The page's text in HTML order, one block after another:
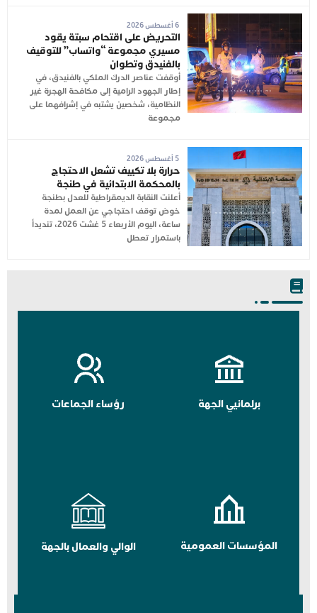
6 أغسطس 2026
التحريض على اقتحام سبتة يقود
مسيري مجموعة “واتساب” للتوقيف
بالفنيدق وتطوان
أوقفت عناصر الدرك الملكي بالفنيدق، في
إطار الجهود الرامية إلى مكافحة الهجرة غير
النظامية، شخصين يشتبه في إشرافهما على
مجموعة
5 أغسطس 2026
حرارة بلا تكييف تشعل الاحتجاج
بالمحكمة الابتدائية في طنجة
أعلنت النقابة الديمقراطية للعدل بطنجة
خوض توقف احتجاجي عن العمل لمدة
ساعة، اليوم الأربعاء 5 غشت 2026، تنديداً
باستمرار تعطل
برلمانيي الجهة رؤساء الجماعات
المؤسسات العمومية الوالي والعمال بالجهة